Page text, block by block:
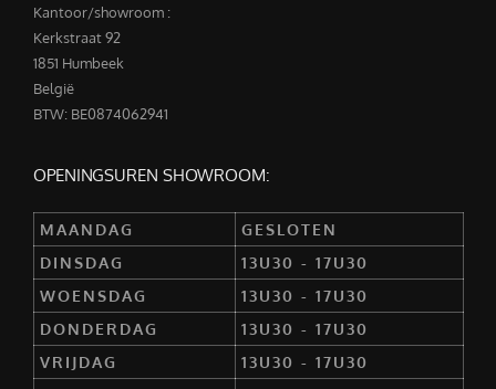
Kantoor/showroom :
Kerkstraat 92
1851 Humbeek
België
BTW: BE0874062941
OPENINGSUREN SHOWROOM:
MAANDAG
GESLOTEN
DINSDAG
13U30 - 17U30
WOENSDAG
13U30 - 17U30
DONDERDAG
13U30 - 17U30
VRIJDAG
13U30 - 17U30